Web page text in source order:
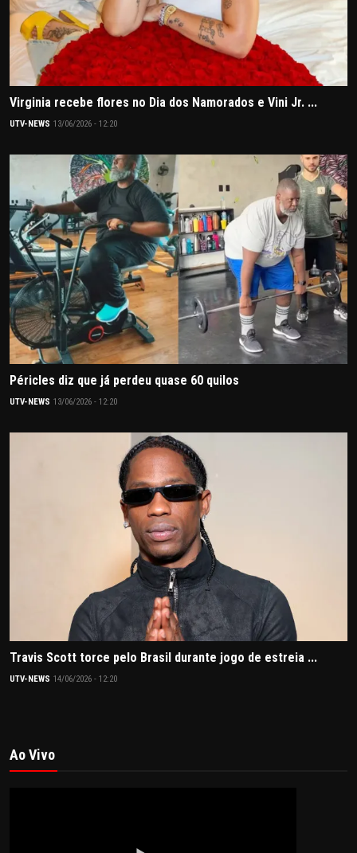
Virginia recebe flores no Dia dos Namorados e Vini Jr. ...
UTV-NEWS 13/06/2026 - 12:20
Péricles diz que já perdeu quase 60 quilos
UTV-NEWS 13/06/2026 - 12:20
Travis Scott torce pelo Brasil durante jogo de estreia ...
UTV-NEWS 14/06/2026 - 12:20
Ao Vivo